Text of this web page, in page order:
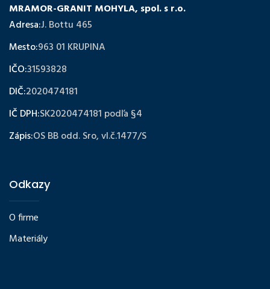
MRAMOR-GRANIT MOHYLA, spol. s r.o.
Adresa:J. Bottu 465
Mesto:963 01 KRUPINA
IČO:31593828
DIČ:2020474181
IČ DPH:SK2020474181 podľa §4
Zápis:OS BB odd. Sro, vl.č.1477/S
Odkazy
O firme
Materiály